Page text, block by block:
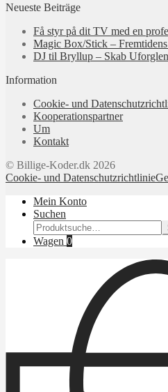
Neueste Beiträge
Få styr på dit TV med en
Magic Box/Stick –
DJ til Bryllup – Skab
Information
Cookie- und
Kooperationspartner
Um
Kontakt
© Billige-Koder.dk 2026
Cookie- und Datenschutzrichtlinie
Mein Konto
Suchen
Suchen
nach:
Wagen 0